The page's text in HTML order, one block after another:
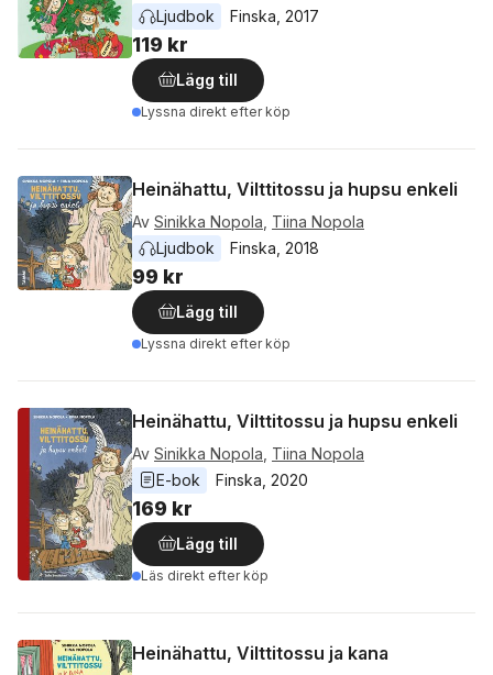
Ljudbok
Finska 2017
119 kr
Lägg till
Lyssna direkt efter köp
Heinähattu, Vilttitossu ja hupsu enkeli
Av Sinikka Nopola Tiina Nopola
Ljudbok
Finska 2018
99 kr
Lägg till
Lyssna direkt efter köp
Heinähattu, Vilttitossu ja hupsu enkeli
Av Sinikka Nopola Tiina Nopola
E-bok
Finska 2020
169 kr
Lägg till
Läs direkt efter köp
Heinähattu, Vilttitossu ja kana